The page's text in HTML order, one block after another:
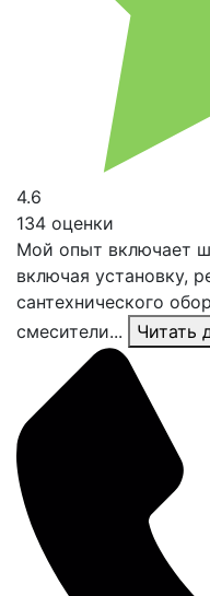
4.6
134 оценки
Мой опыт включает
включая установку,
сантехнического
смесители...
Читать